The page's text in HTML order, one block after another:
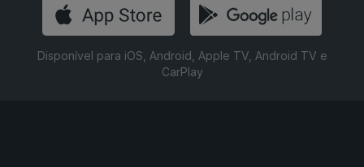
Disponível para iOS, Android, Apple TV, Android TV e
CarPlay